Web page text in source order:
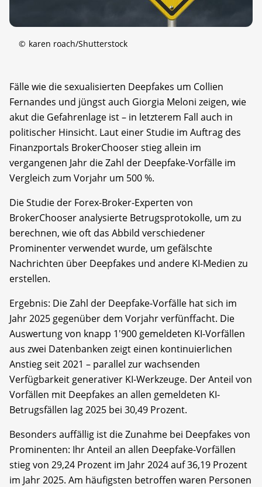
© karen roach/Shutterstock
Fälle wie die sexualisierten Deepfakes um Collien
Fernandes und jüngst auch Giorgia Meloni zeigen, wie
akut die Gefahrenlage ist – in letzterem Fall auch in
politischer Hinsicht. Laut einer Studie im Auftrag des
Finanzportals BrokerChooser stieg allein im
vergangenen Jahr die Zahl der Deepfake-Vorfälle im
Vergleich zum Vorjahr um 500 %.
Die Studie der Forex-Broker-Experten von
BrokerChooser analysierte Betrugsprotokolle, um zu
berechnen, wie oft das Abbild verschiedener
Prominenter verwendet wurde, um gefälschte
Nachrichten über Deepfakes und andere KI-Medien zu
erstellen.
Ergebnis: Die Zahl der Deepfake-Vorfälle hat sich im
Jahr 2025 gegenüber dem Vorjahr verfünffacht. Die
Auswertung von knapp 1'900 gemeldeten KI-Vorfällen
aus zwei Datenbanken zeigt einen kontinuierlichen
Anstieg seit 2021 – parallel zur wachsenden
Verfügbarkeit generativer KI-Werkzeuge. Der Anteil von
Vorfällen mit Deepfakes an allen gemeldeten KI-
Betrugsfällen lag 2025 bei 30,49 Prozent.
Besonders auffällig ist die Zunahme bei Deepfakes von
Prominenten: Ihr Anteil an allen Deepfake-Vorfällen
stieg von 29,24 Prozent im Jahr 2024 auf 36,19 Prozent
im Jahr 2025. Am häufigsten betroffen waren Personen